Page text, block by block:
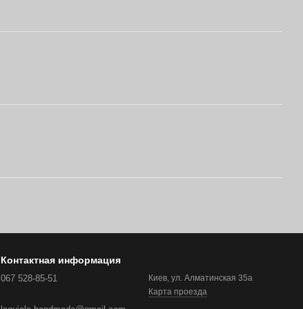
Контактная информация
067 528-85-51
Киев, ул. Алматинская 35а
Карта проезда